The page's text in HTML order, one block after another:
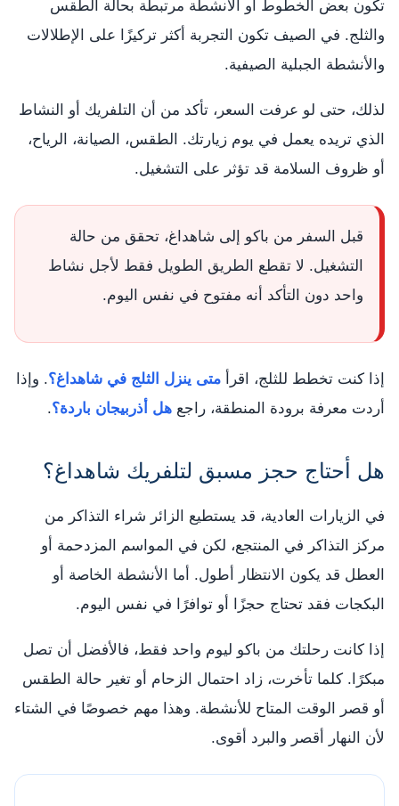
تكون بعض الخطوط أو الأنشطة مرتبطة بحالة الطقس
والثلج. في الصيف تكون التجربة أكثر تركيزًا على الإطلالات
والأنشطة الجبلية الصيفية.
لذلك، حتى لو عرفت السعر، تأكد من أن التلفريك أو النشاط
الذي تريده يعمل في يوم زيارتك. الطقس، الصيانة، الرياح،
أو ظروف السلامة قد تؤثر على التشغيل.
قبل السفر من باكو إلى شاهداغ، تحقق من حالة
التشغيل. لا تقطع الطريق الطويل فقط لأجل نشاط
واحد دون التأكد أنه مفتوح في نفس اليوم.
إذا كنت تخطط للثلج، اقرأ متى ينزل الثلج في شاهداغ؟. وإذا
أردت معرفة برودة المنطقة، راجع هل أذربيجان باردة؟.
هل أحتاج حجز مسبق لتلفريك شاهداغ؟
في الزيارات العادية، قد يستطيع الزائر شراء التذاكر من
مركز التذاكر في المنتجع، لكن في المواسم المزدحمة أو
العطل قد يكون الانتظار أطول. أما الأنشطة الخاصة أو
البكجات فقد تحتاج حجزًا أو توافرًا في نفس اليوم.
إذا كانت رحلتك من باكو ليوم واحد فقط، فالأفضل أن تصل
مبكرًا. كلما تأخرت، زاد احتمال الزحام أو تغير حالة الطقس
أو قصر الوقت المتاح للأنشطة. وهذا مهم خصوصًا في الشتاء
لأن النهار أقصر والبرد أقوى.